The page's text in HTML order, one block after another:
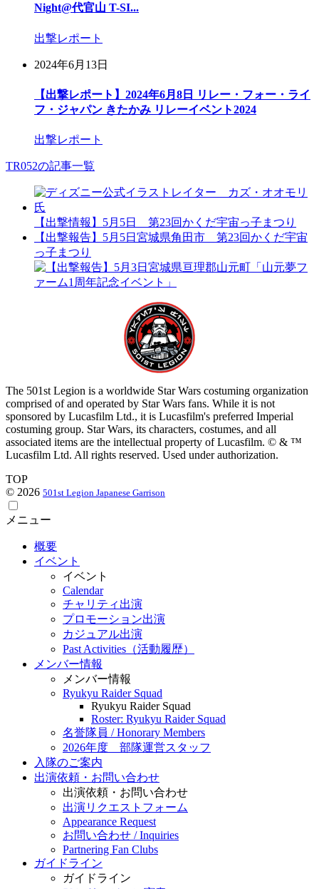
Night@代官山 T-SI...
出撃レポート
2024年6月13日
【出撃レポート】2024年6月8日 リレー・フォー・ライ
フ・ジャパン きたかみ リレーイベント2024
出撃レポート
TR052の記事一覧
【出撃情報】5月5日 第23回かくだ宇宙っ子まつり
【出撃報告】5月5日宮城県角田市 第23回かくだ宇宙
っ子まつり
The 501st Legion is a worldwide Star Wars costuming organization
comprised of and operated by Star Wars fans. While it is not
sponsored by Lucasfilm Ltd., it is Lucasfilm's preferred Imperial
costuming group. Star Wars, its characters, costumes, and all
associated items are the intellectual property of Lucasfilm. © & ™
Lucasfilm Ltd. All rights reserved. Used under authorization.
TOP
© 2026 501st Legion Japanese Garrison
メニュー
概要
イベント
イベント
Calendar
チャリティ出演
プロモーション出演
カジュアル出演
Past Activities（活動履歴）
メンバー情報
メンバー情報
Ryukyu Raider Squad
Ryukyu Raider Squad
Roster: Ryukyu Raider Squad
名誉隊員 / Honorary Members
2026年度 部隊運営スタッフ
入隊のご案内
出演依頼・お問い合わせ
出演依頼・お問い合わせ
出演リクエストフォーム
Appearance Request
お問い合わせ / Inquiries
Partnering Fan Clubs
ガイドライン
ガイドライン